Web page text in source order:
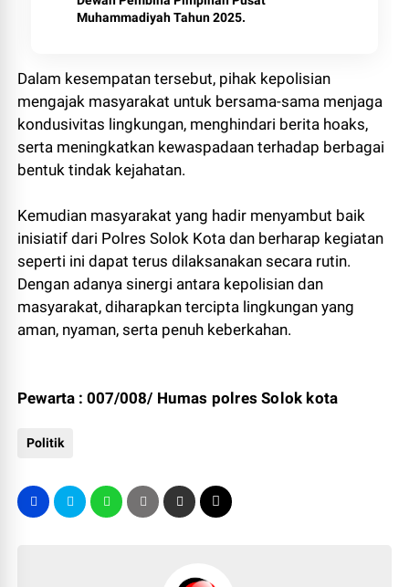
Muhammadiyah Tahun 2025.
Dalam kesempatan tersebut, pihak kepolisian
mengajak masyarakat untuk bersama-sama menjaga
kondusivitas lingkungan, menghindari berita hoaks,
serta meningkatkan kewaspadaan terhadap berbagai
bentuk tindak kejahatan.
Kemudian masyarakat yang hadir menyambut baik
inisiatif dari Polres Solok Kota dan berharap kegiatan
seperti ini dapat terus dilaksanakan secara rutin.
Dengan adanya sinergi antara kepolisian dan
masyarakat, diharapkan tercipta lingkungan yang
aman, nyaman, serta penuh keberkahan.
Pewarta : 007/008/ Humas polres Solok kota
Politik